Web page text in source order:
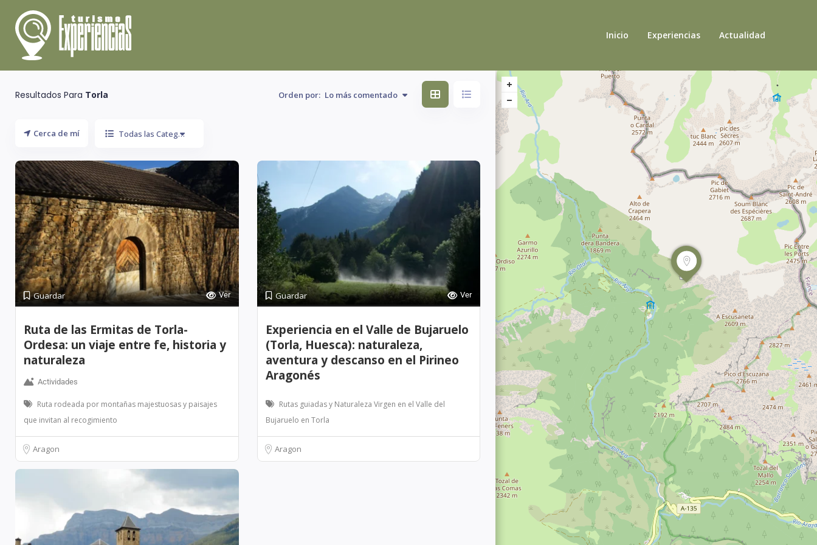
Inicio Experiencias Actualidad
Resultados Para Torla Orden por: Lo más comentado
Cerca de mí Todas las Categoría
Guardar Ver
Ruta de las Ermitas de Torla-
Ordesa: un viaje entre fe, historia y
naturaleza
Actividades
Ruta rodeada por montañas majestuosas y paisajes
que invitan al recogimiento
Aragon
Guardar Ver
Experiencia en el Valle de Bujaruelo
(Torla, Huesca): naturaleza,
aventura y descanso en el Pirineo
Aragonés
Rutas guiadas y Naturaleza Virgen en el Valle del
Bujaruelo en Torla
Aragon